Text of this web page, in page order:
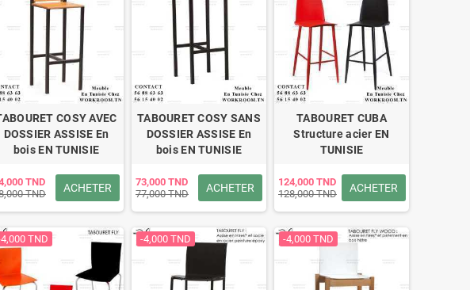
COSY AVEC
DOSSIER ASSISE En
bois EN TUNISIE
TND
TND
ACHETER
TABOURET COSY SANS
DOSSIER ASSISE En
bois EN TUNISIE
73,000 TND
77,000 TND
ACHETER
TABOURET CUBA
Structure acier EN
TUNISIE
124,000 TND
128,000 TND
ACHETER
TND -4,000 TND -4,000 TND